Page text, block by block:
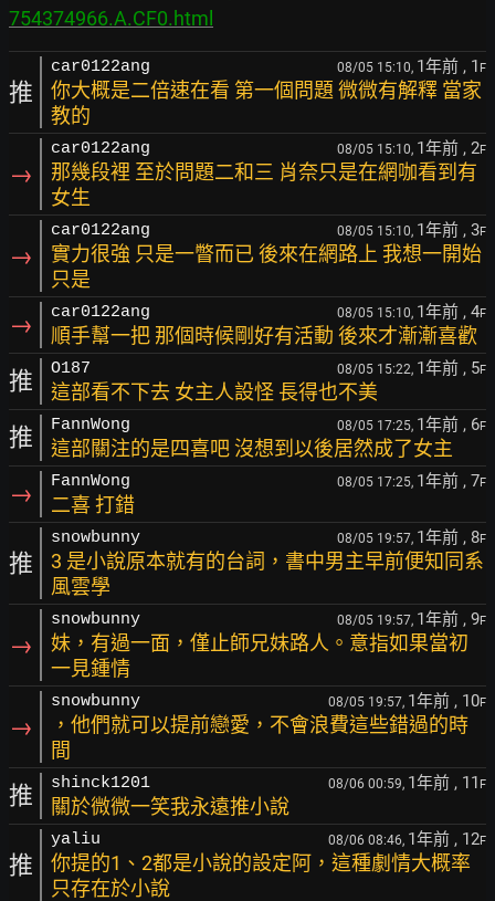
754374966.A.CF0.html
推
car0122ang 08/05 15:10, 1年前 , 1 F
你大概是二倍速在看 第一個問題 微微有解釋 當家
教的
→
car0122ang 08/05 15:10, 1年前 , 2F
那幾段裡 至於問題二和三 肖奈只是在網咖看到有
女生
→
car0122ang 08/05 15:10, 1年前 , 3F
實力很強 只是一瞥而已 後來在網路上 我想一開始
只是
→ car0122ang 08/05 15:10, 1年前 , 4F
順手幫一把 那個時候剛好有活動 後來才漸漸喜歡
推 O187 08/05 15:22, 1年前 , 5F
這部看不下去 女主人設怪 長得也不美
推 FannWong 08/05 17:25, 1年前 , 6F
這部關注的是四喜吧 沒想到以後居然成了女主
→ FannWong 08/05 17:25, 1年前 , 7F
二喜 打錯
推
snowbunny 08/05 19:57, 1年前 , 8F
3 是小說原本就有的台詞，書中男主早前便知同系
風雲學
→
snowbunny 08/05 19:57, 1年前 , 9F
妹，有過一面，僅止師兄妹路人。意指如果當初
一見鍾情
→
snowbunny 08/05 19:57, 1年前 , 10F
，他們就可以提前戀愛，不會浪費這些錯過的時
間
推 shinck1201 08/06 00:59, 1年前 , 11 F
關於微微一笑我永遠推小說
推
yaliu 08/06 08:46, 1年前 , 12F
你提的1、2都是小說的設定阿，這種劇情大概率
只存在於小說